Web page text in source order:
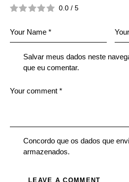
0.0 / 5
Salvar meus dados neste
que eu comentar.
Concordo que os dados que
armazenados.